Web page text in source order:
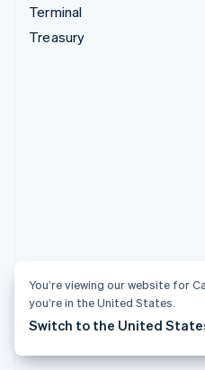
Terminal
Treasury
You’re viewing our website for
you’re in the United States.
Switch to the United